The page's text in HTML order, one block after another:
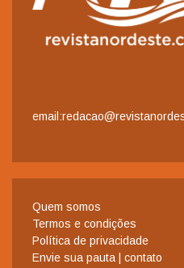
Quem somos
Termos e condições
Política de privacidade
Envie sua pauta | contato